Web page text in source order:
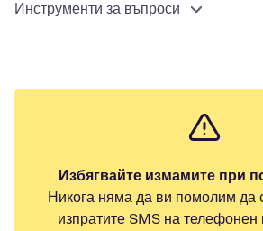
Инструменти за въпроси
Избягвайте измамите при
Никога няма да ви помолим да
изпратите SMS на